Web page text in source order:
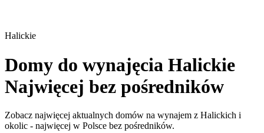
Halickie
Domy do wynajęcia Halickie
Najwięcej bez pośredników
Zobacz najwięcej aktualnych domów na wynajem z Halickich i
okolic - najwięcej w Polsce bez pośredników.